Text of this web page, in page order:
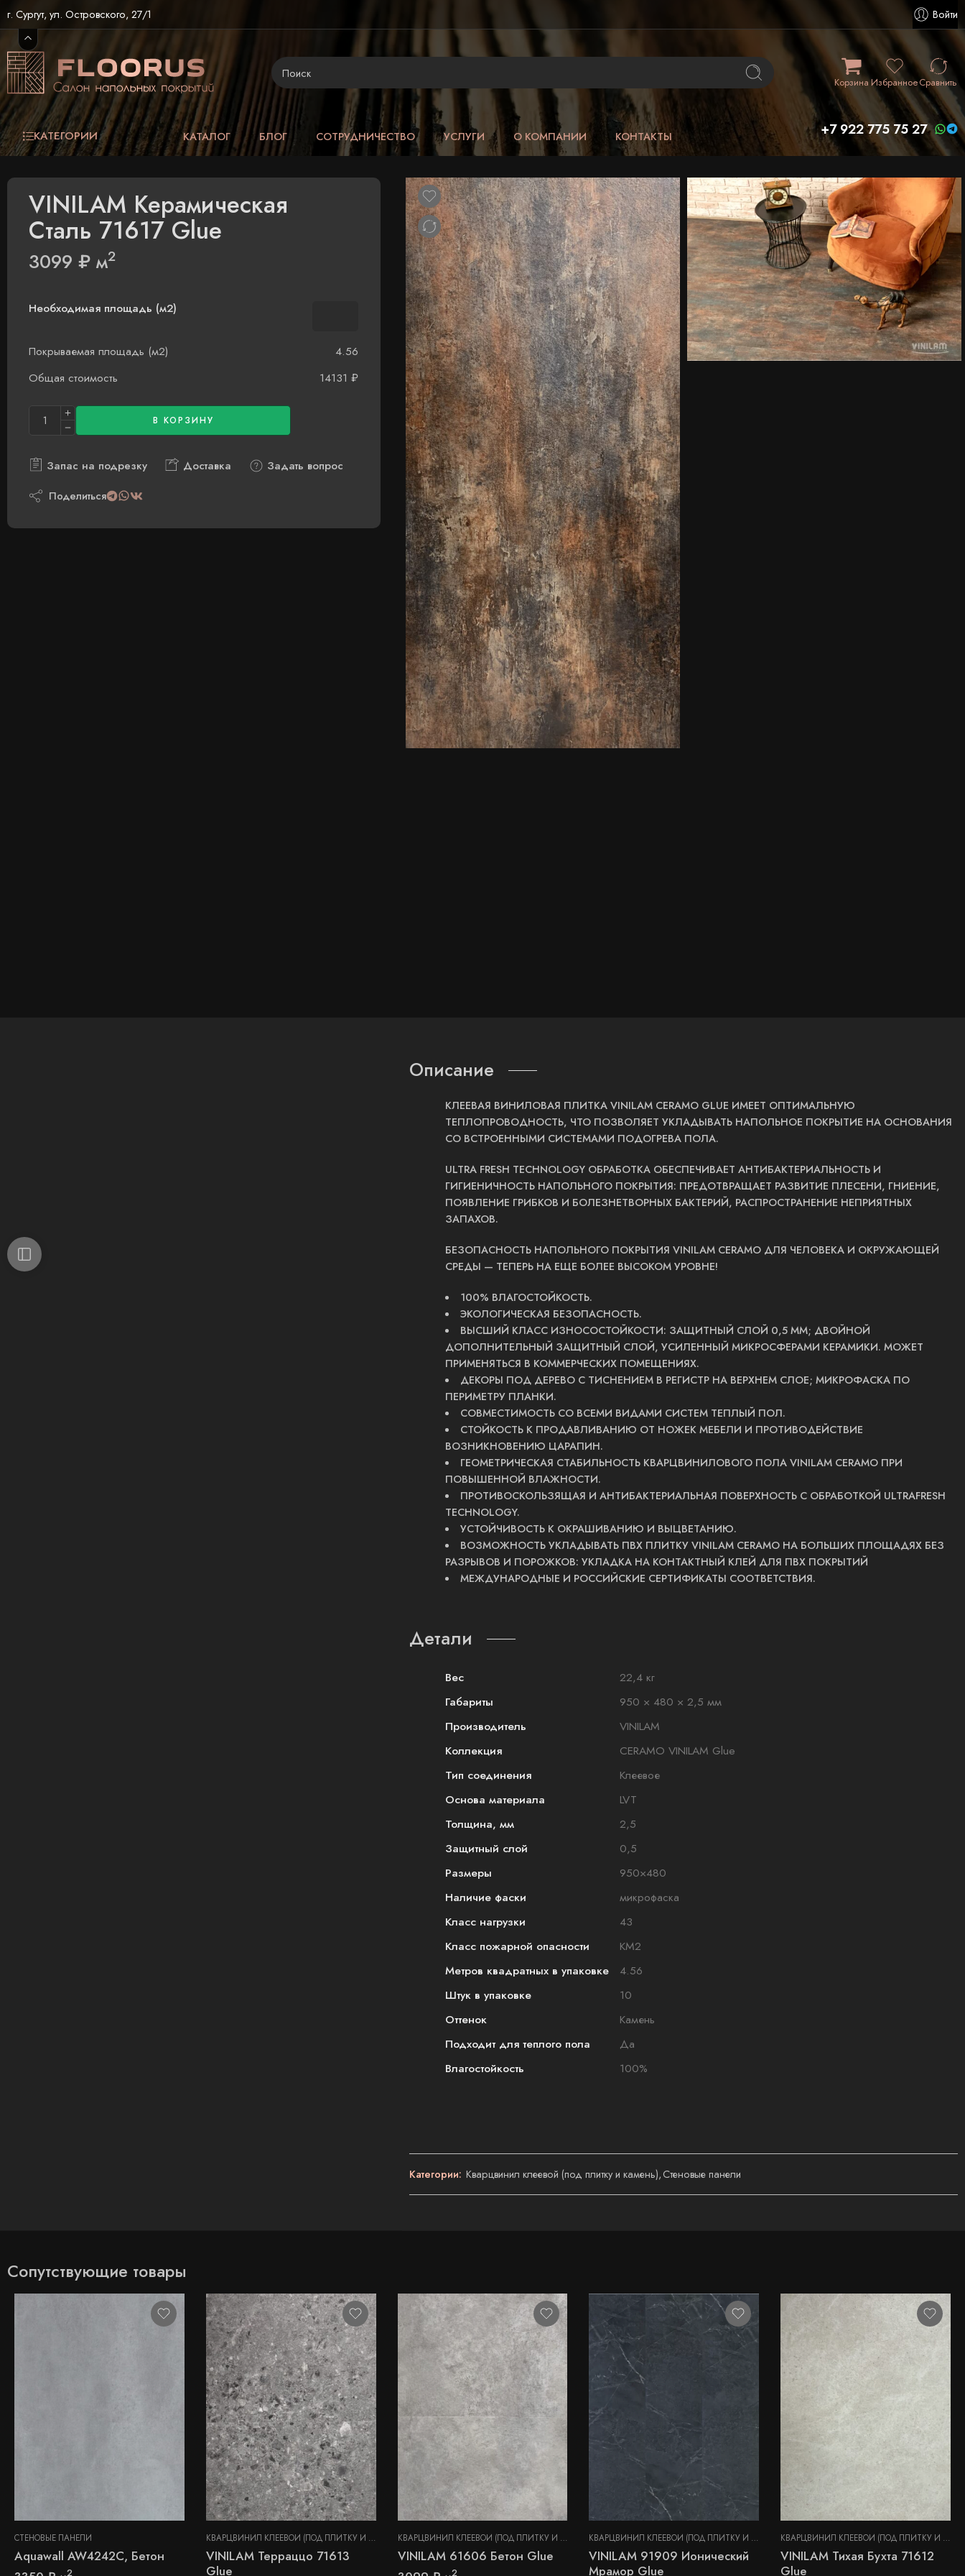
г. Сургут, ул. Островского, 27/1 Войти
КорзинаИзбранноеСравнить
КАТЕГОРИИ КАТАЛОГ БЛОГ СОТРУДНИЧЕСТВО УСЛУГИ О КОМПАНИИ КОНТАКТЫ +7 922 775 75 27
VINILAM Керамическая
Сталь 71617 Glue
3099 ₽ м2
Необходимая площадь (м2)
Покрываемая площадь (м2)
4.56
Общая стоимость
14131 ₽
В КОРЗИНУ
Запас на подрезку Доставка Задать вопрос
Поделиться
Описание
КЛЕЕВАЯ ВИНИЛОВАЯ ПЛИТКА VINILAM CERAMO GLUE ИМЕЕТ ОПТИМАЛЬНУЮ
ТЕПЛОПРОВОДНОСТЬ, ЧТО ПОЗВОЛЯЕТ УКЛАДЫВАТЬ НАПОЛЬНОЕ ПОКРЫТИЕ НА ОСНОВАНИЯ
СО ВСТРОЕННЫМИ СИСТЕМАМИ ПОДОГРЕВА ПОЛА.
ULTRA FRESH TECHNOLOGY ОБРАБОТКА ОБЕСПЕЧИВАЕТ АНТИБАКТЕРИАЛЬНОСТЬ И
ГИГИЕНИЧНОСТЬ НАПОЛЬНОГО ПОКРЫТИЯ: ПРЕДОТВРАЩАЕТ РАЗВИТИЕ ПЛЕСЕНИ, ГНИЕНИЕ,
ПОЯВЛЕНИЕ ГРИБКОВ И БОЛЕЗНЕТВОРНЫХ БАКТЕРИЙ, РАСПРОСТРАНЕНИЕ НЕПРИЯТНЫХ
ЗАПАХОВ.
БЕЗОПАСНОСТЬ НАПОЛЬНОГО ПОКРЫТИЯ VINILAM CERAMO ДЛЯ ЧЕЛОВЕКА И ОКРУЖАЮЩЕЙ
СРЕДЫ — ТЕПЕРЬ НА ЕЩЕ БОЛЕЕ ВЫСОКОМ УРОВНЕ!
100% ВЛАГОСТОЙКОСТЬ.
ЭКОЛОГИЧЕСКАЯ БЕЗОПАСНОСТЬ.
ВЫСШИЙ КЛАСС ИЗНОСОСТОЙКОСТИ: ЗАЩИТНЫЙ СЛОЙ 0,5 ММ; ДВОЙНОЙ
ДОПОЛНИТЕЛЬНЫЙ ЗАЩИТНЫЙ СЛОЙ, УСИЛЕННЫЙ МИКРОСФЕРАМИ КЕРАМИКИ. МОЖЕТ
ПРИМЕНЯТЬСЯ В КОММЕРЧЕСКИХ ПОМЕЩЕНИЯХ.
ДЕКОРЫ ПОД ДЕРЕВО С ТИСНЕНИЕМ В РЕГИСТР НА ВЕРХНЕМ СЛОЕ; МИКРОФАСКА ПО
ПЕРИМЕТРУ ПЛАНКИ.
СОВМЕСТИМОСТЬ СО ВСЕМИ ВИДАМИ СИСТЕМ ТЕПЛЫЙ ПОЛ.
СТОЙКОСТЬ К ПРОДАВЛИВАНИЮ ОТ НОЖЕК МЕБЕЛИ И ПРОТИВОДЕЙСТВИЕ
ВОЗНИКНОВЕНИЮ ЦАРАПИН.
ГЕОМЕТРИЧЕСКАЯ СТАБИЛЬНОСТЬ КВАРЦВИНИЛОВОГО ПОЛА VINILAM CERAMO ПРИ
ПОВЫШЕННОЙ ВЛАЖНОСТИ.
ПРОТИВОСКОЛЬЗЯЩАЯ И АНТИБАКТЕРИАЛЬНАЯ ПОВЕРХНОСТЬ С ОБРАБОТКОЙ ULTRAFRESH
TECHNOLOGY.
УСТОЙЧИВОСТЬ К ОКРАШИВАНИЮ И ВЫЦВЕТАНИЮ.
ВОЗМОЖНОСТЬ УКЛАДЫВАТЬ ПВХ ПЛИТКУ VINILAM CERAMO НА БОЛЬШИХ ПЛОЩАДЯХ БЕЗ
РАЗРЫВОВ И ПОРОЖКОВ: УКЛАДКА НА КОНТАКТНЫЙ КЛЕЙ ДЛЯ ПВХ ПОКРЫТИЙ
МЕЖДУНАРОДНЫЕ И РОССИЙСКИЕ СЕРТИФИКАТЫ СООТВЕТСТВИЯ.
Детали
Вес
22,4 кг
Габариты
950 × 480 × 2,5 мм
Производитель
VINILAM
Коллекция
CERAMO VINILAM Glue
Тип соединения
Клеевое
Основа материала
LVT
Толщина, мм
2,5
Защитный слой
0,5
Размеры
950×480
Наличие фаски
микрофаска
Класс нагрузки
43
Класс пожарной опасности
КМ2
Метров квадратных в упаковке
4.56
Штук в упаковке
10
Оттенок
Камень
Подходит для теплого пола
Да
Влагостойкость
100%
Категории: Кварцвинил клеевой (под плитку и камень),Стеновые панели
Сопутствующие товары
СТЕНОВЫЕ ПАНЕЛИ
Aquawall AW4242C, Бетон
2
КВАРЦВИНИЛ КЛЕЕВОЙ (ПОД ПЛИТКУ И КАМЕНЬ) ,СТЕНОВЫЕ ПАНЕЛИ
VINILAM Терраццо 71613
Glue
КВАРЦВИНИЛ КЛЕЕВОЙ (ПОД ПЛИТКУ И КАМЕНЬ) ,СТЕНОВЫЕ ПАНЕЛИ
VINILAM 61606 Бетон Glue
2
КВАРЦВИНИЛ КЛЕЕВОЙ (ПОД ПЛИТКУ И КАМЕНЬ) ,СТЕНОВЫЕ ПАНЕЛИ
VINILAM 91909 Ионический
Мрамор Glue
КВАРЦВИНИЛ КЛЕЕВОЙ (ПОД ПЛИТКУ И КАМЕНЬ)
VINILAM Тихая Бухта 71612
Glue